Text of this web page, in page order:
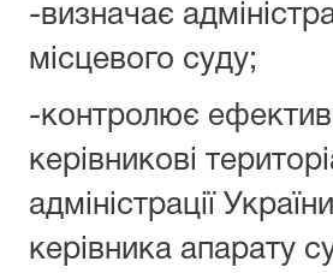
-визначає
місцевого суду;
-контролює
керівникові
адміністрації
керівника апарату